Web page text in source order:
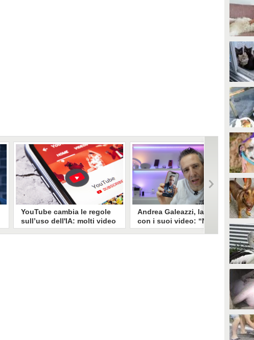
YouTube cambia le regole
sull’uso dell'IA: molti video
rischiano di perdere la
Andrea Galeazzi, la truffa
con i suoi video: “Non
sono io quello. Mi hanno